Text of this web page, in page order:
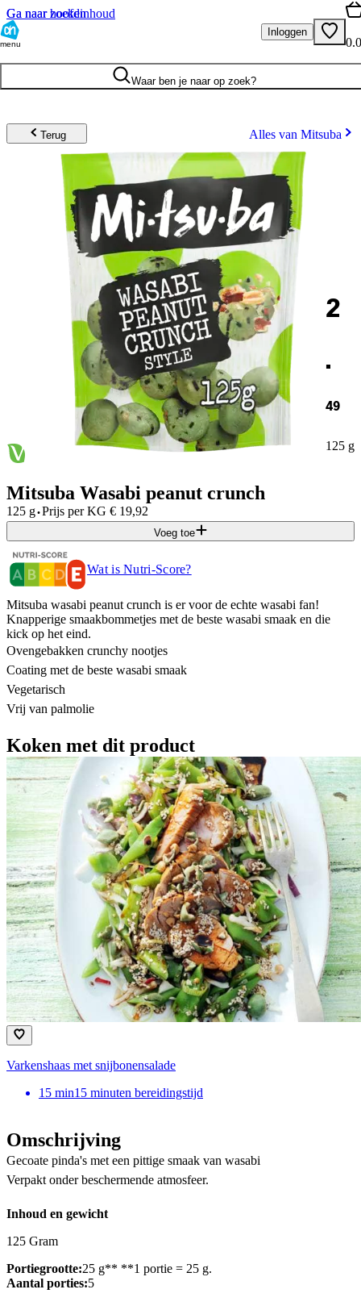
Ga naar hoofdinhoud
Ga naar zoeken
menu
Inloggen
Waar ben je naar op zoek?
Terug Alles van Mitsuba
2
.
49
125 g
Mitsuba Wasabi peanut crunch
125 g·Prijs per KG € 19,92
Voeg toe
Wat is Nutri-Score?
Mitsuba wasabi peanut crunch is er voor de echte wasabi fan!
Knapperige smaakbommetjes met de beste wasabi smaak en die
kick op het eind.
Ovengebakken crunchy nootjes
Coating met de beste wasabi smaak
Vegetarisch
Vrij van palmolie
Koken met dit product
Varkenshaas met snijbonensalade
15 min15 minuten bereidingstijd
Omschrijving
Gecoate pinda's met een pittige smaak van wasabi
Verpakt onder beschermende atmosfeer.
Inhoud en gewicht
125 Gram
Portiegrootte:25 g** **1 portie = 25 g.
Aantal porties:5